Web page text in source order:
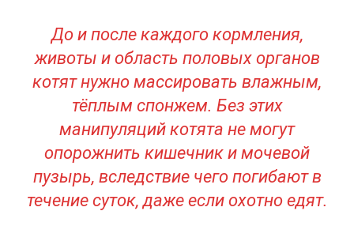
До и после каждого кормления,
животы и область половых органов
котят нужно массировать влажным,
тёплым спонжем. Без этих
манипуляций котята не могут
опорожнить кишечник и мочевой
пузырь, вследствие чего погибают в
течение суток, даже если охотно едят.